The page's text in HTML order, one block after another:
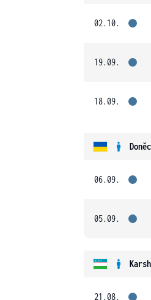
02.10.
19.09.
18.09.
06.09.
05.09.
21.08.